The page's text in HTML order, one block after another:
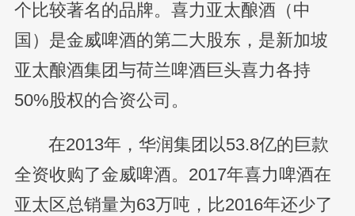
个比较著名的品牌。喜力亚太酿酒（中
国）是金威啤酒的第二大股东，是新加坡
亚太酿酒集团与荷兰啤酒巨头喜力各持
50%股权的合资公司。
在2013年，华润集团以53.8亿的巨款
全资收购了金威啤酒。2017年喜力啤酒在
亚太区总销量为63万吨，比2016年还少了